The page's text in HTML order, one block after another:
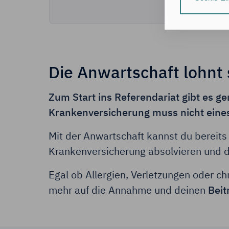
individuelle
Nähere
der
der
(Art. 6
Deine Daten
Daten zugreifen
erforderlichen
Die Anwartschaft lohnt
Zum Start ins Referendariat gibt es
Krankenversicherung muss nicht
Mit der Anwartschaft kannst du bereits
Krankenversicherung absolvieren und
Egal ob Allergien, Verletzungen oder
mehr auf die Annahme und deinen